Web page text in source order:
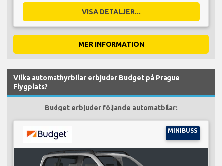
VISA DETALJER...
MER INFORMATION
Vilka automathyrbilar erbjuder Budget på Prague
Flygplats?
Budget erbjuder följande automatbilar:
MINIBUSS